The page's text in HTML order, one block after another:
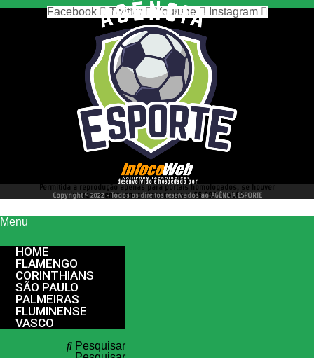
nos siga nas redes sociais
Facebook Twitter Youtube Instagram
desenvolvido e hospedado por
Permitida a reprodução apenas para portais homologados, se houver
interesse entre em contato conosco 66 99977 4262
Copyright © 2022 - Todos os direitos reservados ao AGÊNCIA ESPORTE
Menu
HOME
FLAMENGO
CORINTHIANS
SÃO PAULO
PALMEIRAS
FLUMINENSE
VASCO
Pesquisar